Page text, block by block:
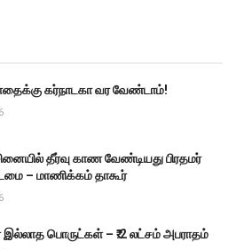
கர்நாடகா வர வேண்டாம்!
தீர்வு காண வேண்டியது பிரதமர்
– மாணிக்கம் தாகூர்
இல்லாத பொருட்கள் – ₹.2 லட்சம் அபராதம்